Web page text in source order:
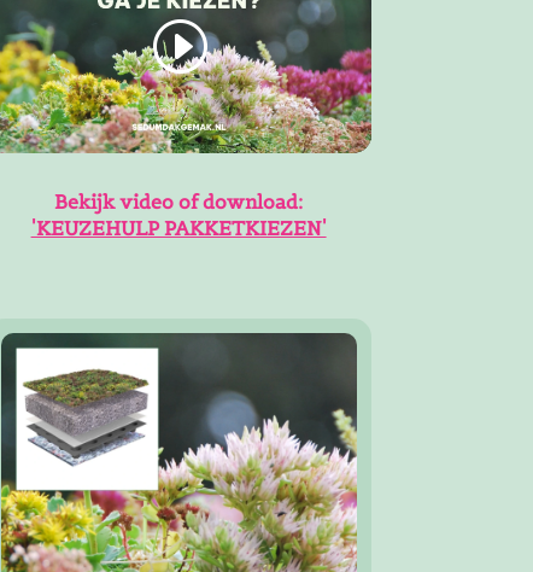
Bekijk video of download:
'KEUZEHULP PAKKETKIEZEN'